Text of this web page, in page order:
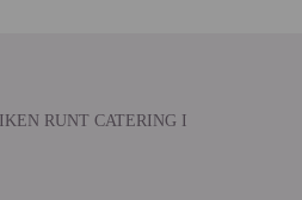
RUNT CATERING I